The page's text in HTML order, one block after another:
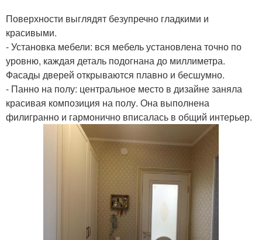
Поверхности выглядят безупречно гладкими и
красивыми.
- Установка мебели: вся мебель установлена точно по
уровню, каждая деталь подогнана до миллиметра.
Фасады дверей открываются плавно и бесшумно.
- Панно на полу: центральное место в дизайне заняла
красивая композиция на полу. Она выполнена
филигранно и гармонично вписалась в общий интерьер.